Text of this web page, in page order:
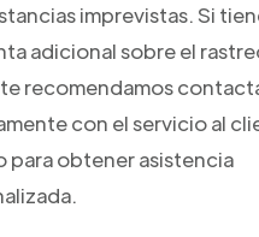
imprevistas. Si
adicional sobre el
recomendamos
con el servicio al
para obtener asistencia